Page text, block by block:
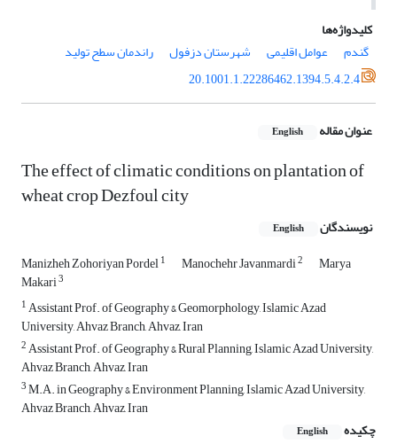
کلیدواژه‌ها
گندم
عوامل اقلیمی شهرستان دزفول
راندمان سطح تولید
20.1001.1.22286462.1394.5.4.2.4
عنوان مقاله English
The effect of climatic conditions on plantation of
wheat crop Dezfoul city
نویسندگان English
Manizheh Zohoriyan Pordel1 Manochehr Javanmardi2 Marya
Makari3
1Assistant Prof. of Geography & Geomorphology, Islamic Azad
University, Ahvaz Branch, Ahvaz, Iran
2Assistant Prof. of Geography & Rural Planning, Islamic Azad University,
Ahvaz Branch, Ahvaz, Iran
3M.A. in Geography & Environment Planning, Islamic Azad University,
Ahvaz Branch, Ahvaz, Iran
چکیده
English